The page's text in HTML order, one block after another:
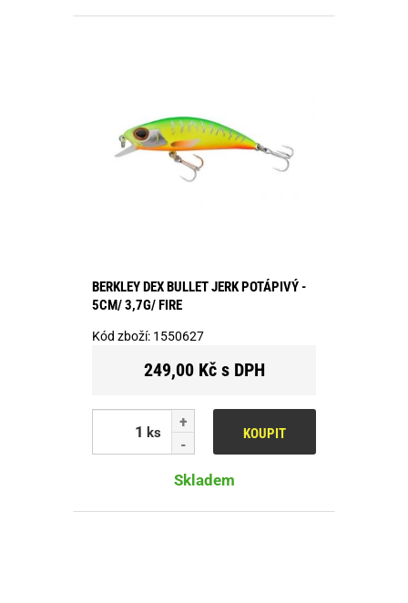
BERKLEY DEX BULLET JERK POTÁPIVÝ -
5CM/ 3,7G/ FIRE
Kód zboží: 1550627
249,00 Kč s DPH
ks KOUPIT
Skladem